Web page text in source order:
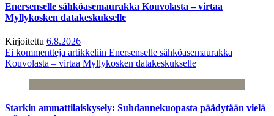
Enersenselle sähköasemaurakka Kouvolasta – virtaa
Myllykosken datakeskukselle
Kirjoitettu 6.8.2026
Ei kommentteja artikkeliin Enersenselle sähköasemaurakka
Kouvolasta – virtaa Myllykosken datakeskukselle
Starkin ammattilaiskysely: Suhdannekuopasta päädytään vielä